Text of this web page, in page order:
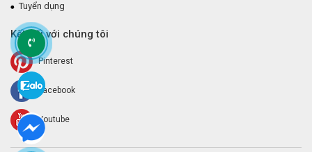
Tuyển dụng
Kết nối với chúng tôi
Pinterest
Facebook
Youtube